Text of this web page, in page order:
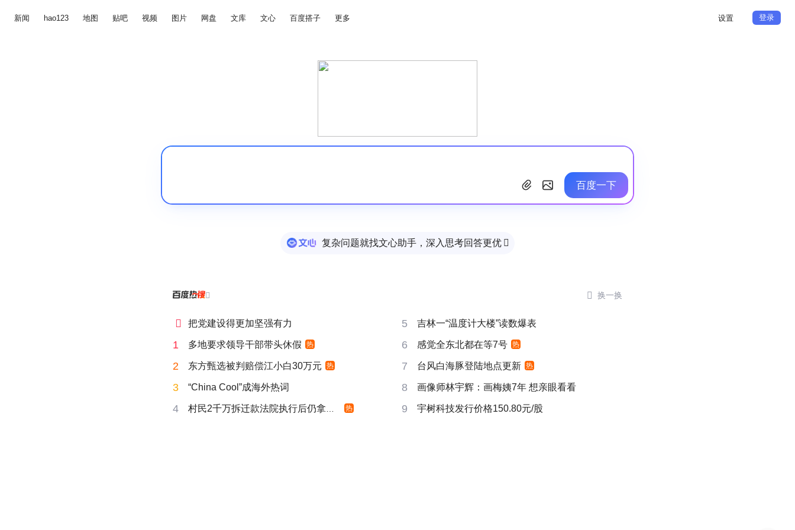
新闻 hao123 地图 贴吧 视频 图片 网盘 文库 文心 百度搭子 更多 设置 登录
百度一下
复杂问题就找文心助手，深入思考回答更优 
  换一换
 把党建设得更加坚强有力 5 吉林一“温度计大楼”读数爆表
1 多地要求领导干部带头休假 热 6 感觉全东北都在等7号 热
2 东方甄选被判赔偿江小白30万元 热 7 台风白海豚登陆地点更新 热
3 “China Cool”成海外热词 8 画像师林宇辉：画梅姨7年 想亲眼看看
4 村民2千万拆迁款法院执行后仍拿不到 热 9 宇树科技发行价格150.80元/股